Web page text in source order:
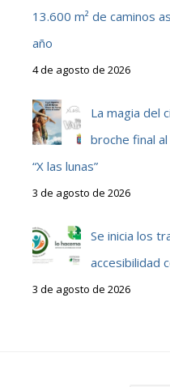
13.600 m² de caminos
año
4 de agosto de 2026
La magia del
broche final
“X las lunas”
3 de agosto de 2026
Se inicia los
accesibilidad
3 de agosto de 2026